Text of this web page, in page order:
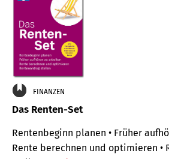
FINANZEN
Das Renten-Set
Rentenbeginn planen • Früher
Rente berechnen und optimieren •